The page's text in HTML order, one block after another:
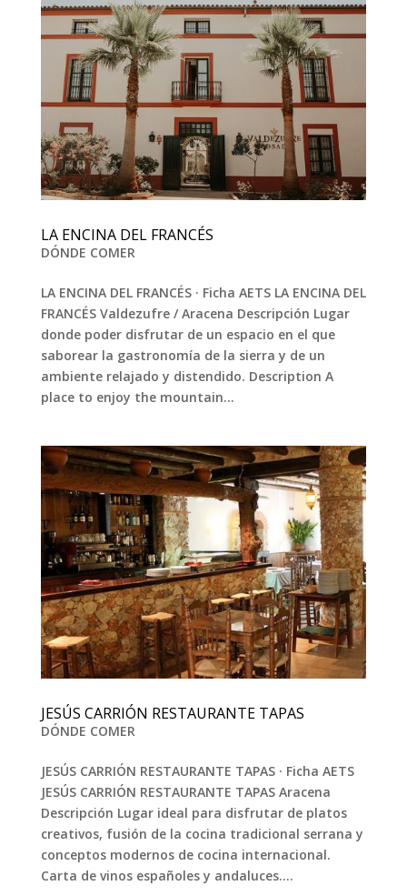
LA ENCINA DEL FRANCÉS
DÓNDE COMER
LA ENCINA DEL FRANCÉS · Ficha AETS LA ENCINA DEL
FRANCÉS Valdezufre / Aracena Descripción Lugar
donde poder disfrutar de un espacio en el que
saborear la gastronomía de la sierra y de un
ambiente relajado y distendido. Description A
place to enjoy the mountain...
JESÚS CARRIÓN RESTAURANTE TAPAS
DÓNDE COMER
JESÚS CARRIÓN RESTAURANTE TAPAS · Ficha AETS
JESÚS CARRIÓN RESTAURANTE TAPAS Aracena
Descripción Lugar ideal para disfrutar de platos
creativos, fusión de la cocina tradicional serrana y
conceptos modernos de cocina internacional.
Carta de vinos españoles y andaluces....